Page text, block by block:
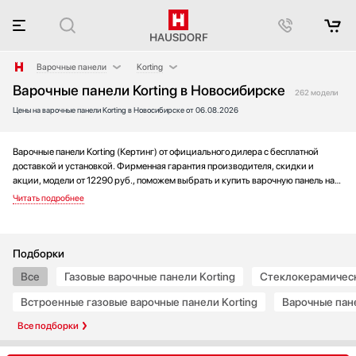
Варочные панели
Аксессуары
Аксессуары и принадлежности
Аромастанции
Барбекю
Варочные центры
Вафельницы
Винные шкафы
Витрины
Korting
AEG
Asko
Bertazzoni
BORA
Fulgor Milano
Варочные панели Korting в Новосибирске
262 модели
Цены на варочные панели Korting в Новосибирске от 06.08.2026
Варочные панели Korting (Кертинг) от официального дилера с бесплатной
доставкой и установкой. Фирменная гарантия производителя, скидки и
акции, модели от 12290 руб., поможем выбрать и купить варочную панель на
выгодных условиях без переплаты. Новинки и хиты года, отзывы покупателей
Подборки
Все
Газовые варочные панели Korting
Встроенные газовые варочные панели Korting
Варочные
Все подборки